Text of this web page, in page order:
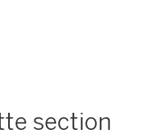
section